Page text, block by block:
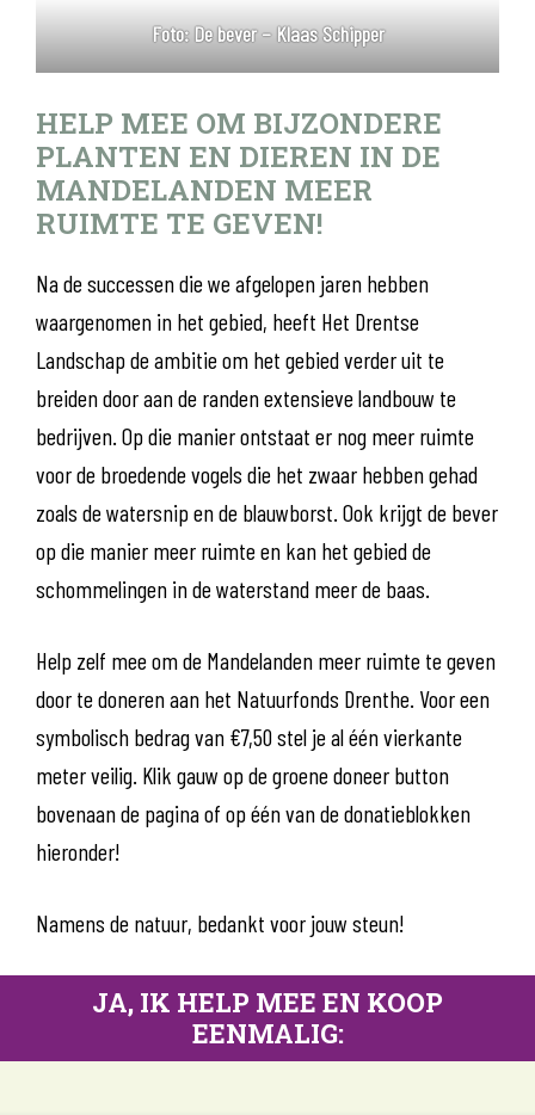
Foto: De bever – Klaas Schipper
HELP MEE OM BIJZONDERE
PLANTEN EN DIEREN IN DE
MANDELANDEN MEER
RUIMTE TE GEVEN!
Na de successen die we afgelopen jaren hebben
waargenomen in het gebied, heeft Het Drentse
Landschap de ambitie om het gebied verder uit te
breiden door aan de randen extensieve landbouw te
bedrijven. Op die manier ontstaat er nog meer ruimte
voor de broedende vogels die het zwaar hebben gehad
zoals de watersnip en de blauwborst. Ook krijgt de bever
op die manier meer ruimte en kan het gebied de
schommelingen in de waterstand meer de baas.
Help zelf mee om de Mandelanden meer ruimte te geven
door te doneren aan het Natuurfonds Drenthe. Voor een
symbolisch bedrag van €7,50 stel je al één vierkante
meter veilig. Klik gauw op de groene doneer button
bovenaan de pagina of op één van de donatieblokken
hieronder!
Namens de natuur, bedankt voor jouw steun!
JA, IK HELP MEE EN KOOP
EENMALIG: